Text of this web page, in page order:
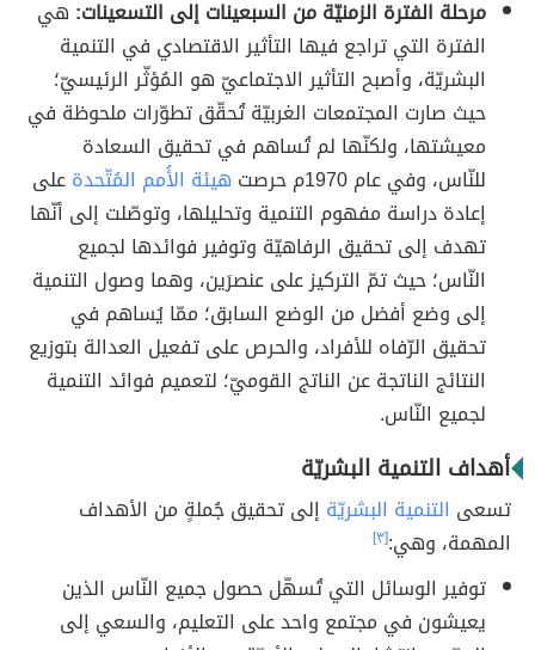
مرحلة الفترة الزمنيّة من السبعينات إلى التسعينات: هي
الفترة التي تراجع فيها التأثير الاقتصادي في التنمية
البشريّة، وأصبح التأثير الاجتماعيّ هو المُؤثّر الرئيسيّ؛
حيث صارت المجتمعات الغربيّة تُحقّق تطوّرات ملحوظة في
معيشتها، ولكنّها لم تُساهم في تحقيق السعادة
للنّاس، وفي عام 1970م حرصت
هيئة الأُمم المُتّحدةعلى
إعادة دراسة مفهوم التنمية وتحليلها، وتوصّلت إلى أنّها
تهدف إلى تحقيق الرفاهيّة وتوفير فوائدها لجميع
النّاس؛ حيث تمّ التركيز على عنصرَين، وهما وصول التنمية
إلى وضع أفضل من الوضع السابق؛ ممّا يُساهم في
تحقيق الرّفاه للأفراد، والحرص على تفعيل العدالة بتوزيع
النتائج الناتجة عن الناتج القوميّ؛ لتعميم فوائد التنمية
لجميع النّاس.
أهداف التنمية البشريّة
تسعى التنمية البشريّة إلى تحقيق جُملةٍ من الأهداف
المهمة، وهي:[٣]
توفير الوسائل التي تُسهّل حصول جميع النّاس الذين
يعيشون في مجتمع واحد على التعليم، والسعي إلى